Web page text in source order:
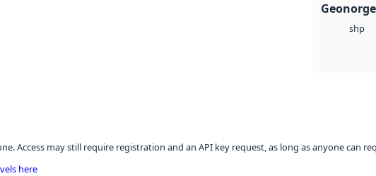
shp
Access may still require registration and an API key request, as long as anyone can
here